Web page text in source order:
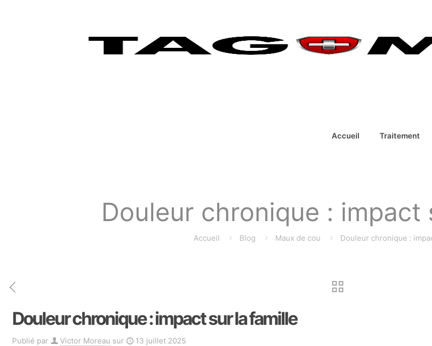
Accueil Traitement
Douleur chronique : impact
Accueil Blog Maux de cou Douleur chronique :
Douleur chronique : impact sur la famille
Publié par Victor Moreau sur 13 juillet 2025